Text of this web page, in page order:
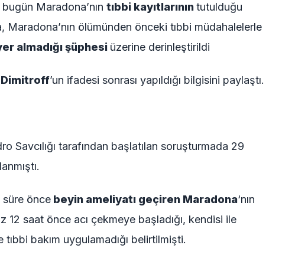
Maradona’nın tıbbi kayıtlarınıntutulduğu
ölümünden önceki tıbbi müdahalelerle
almadığı şüphesi üzerine derinleştirildi
Dimitroff’un ifadesi sonrası yapıldığı bilgisini paylaştı.
Savcılığı tarafından başlatılan soruşturmada 29
süre önce beyin ameliyatı geçiren Maradona‘nın
saat önce acı çekmeye başladığı, kendisi ile
bakım uygulamadığı belirtilmişti.